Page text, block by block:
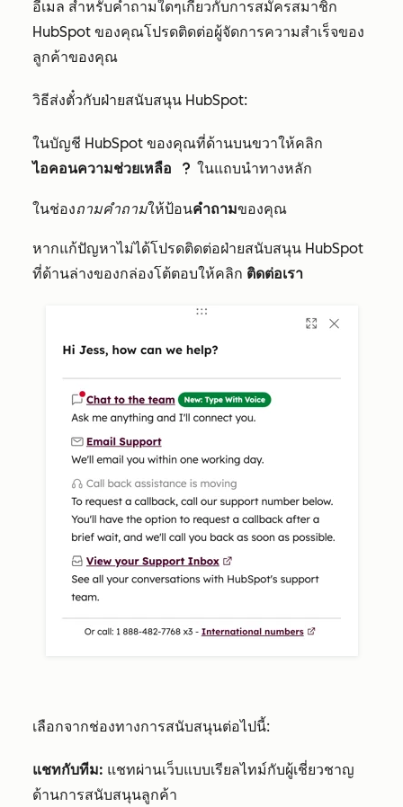
อีเมล สำหรับคำถามใดๆเกี่ยวกับการสมัครสมาชิก
HubSpot ของคุณโปรดติดต่อผู้จัดการความสำเร็จของ
ลูกค้าของคุณ
วิธีส่งตั๋วกับฝ่ายสนับสนุน HubSpot:
ในบัญชี HubSpot ของคุณที่ด้านบนขวาให้คลิก
ไอคอนความช่วยเหลือ
question ในแถบนำทางหลัก
ในช่องถามคำถามให้ป้อนคำถามของคุณ
หากแก้ปัญหาไม่ได้โปรดติดต่อฝ่ายสนับสนุน HubSpot
ที่ด้านล่างของกล่องโต้ตอบให้คลิก ติดต่อเรา
เลือกจากช่องทางการสนับสนุนต่อไปนี้:
แชทกับทีม: แชทผ่านเว็บแบบเรียลไทม์กับผู้เชี่ยวชาญ
ด้านการสนับสนุนลูกค้า